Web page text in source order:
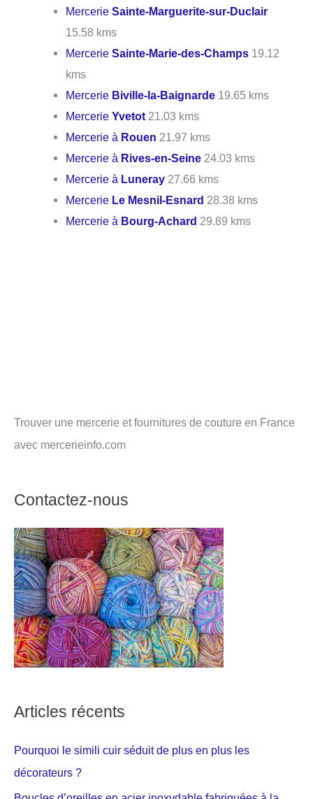
MercerieSainte-Marguerite-sur-Duclair
15.58 kms
MercerieSainte-Marie-des-Champs 19.12
kms
Mercerie Biville-la-Baignarde 19.65 kms
MercerieYvetot 21.03 kms
Mercerie à Rouen 21.97 kms
Mercerie à Rives-en-Seine 24.03 kms
Mercerie à Luneray 27.66 kms
Mercerie Le Mesnil-Esnard 28.38 kms
Mercerie à Bourg-Achard 29.89 kms
Trouver une mercerie et fournitures de couture en France
avec mercerieinfo.com
Contactez-nous
Articles récents
Pourquoi le simili cuir séduit de plus en plus les
décorateurs ?